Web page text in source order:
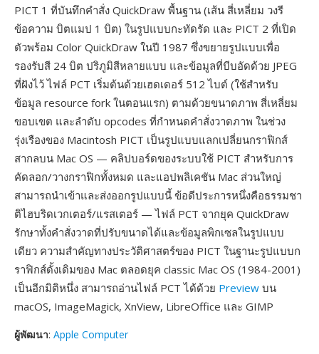
PICT 1 ที่บันทึกคำสั่ง QuickDraw พื้นฐาน (เส้น สี่เหลี่ยม วงรี
ข้อความ บิตแมป 1 บิต) ในรูปแบบกะทัดรัด และ PICT 2 ที่เปิด
ตัวพร้อม Color QuickDraw ในปี 1987 ซึ่งขยายรูปแบบเพื่อ
รองรับสี 24 บิต ปริภูมิสีหลายแบบ และข้อมูลที่บีบอัดด้วย JPEG
ที่ฝังไว้ ไฟล์ PCT เริ่มต้นด้วยเฮดเดอร์ 512 ไบต์ (ใช้สำหรับ
ข้อมูล resource fork ในตอนแรก) ตามด้วยขนาดภาพ สี่เหลี่ยม
ขอบเขต และลำดับ opcodes ที่กำหนดคำสั่งวาดภาพ ในช่วง
รุ่งเรืองของ Macintosh PICT เป็นรูปแบบแลกเปลี่ยนกราฟิกส์
สากลบน Mac OS — คลิปบอร์ดของระบบใช้ PICT สำหรับการ
คัดลอก/วางกราฟิกทั้งหมด และแอปพลิเคชัน Mac ส่วนใหญ่
สามารถนำเข้าและส่งออกรูปแบบนี้ ข้อดีประการหนึ่งคือธรรมชา
ติไฮบริดเวกเตอร์/แรสเตอร์ — ไฟล์ PCT จากยุค QuickDraw
รักษาทั้งคำสั่งวาดที่ปรับขนาดได้และข้อมูลพิกเซลในรูปแบบ
เดียว ความสำคัญทางประวัติศาสตร์ของ PICT ในฐานะรูปแบบก
ราฟิกส์ดั้งเดิมของ Mac ตลอดยุค classic Mac OS (1984-2001)
เป็นอีกมิติหนึ่ง สามารถอ่านไฟล์ PCT ได้ด้วย Preview บน
macOS, ImageMagick, XnView, LibreOffice และ GIMP
ผู้พัฒนา: Apple Computer